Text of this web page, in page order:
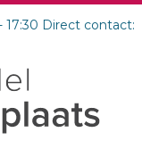
17:30 Direct contact: